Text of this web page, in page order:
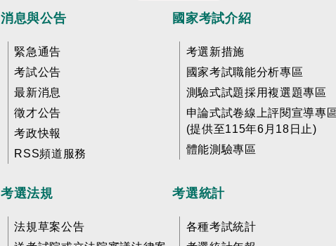
消息與公告
緊急通告
考試公告
最新消息
徵才公告
考政快報
RSS頻道服務
國家考試介紹
考選新措施
國家考試職能分析專區
測驗式試題採用複選題專區
申論式試卷線上評閱宣導專
(提供至115年6月18日止)
體能測驗專區
考選法規
法規草案公告
考選統計
各種考試統計